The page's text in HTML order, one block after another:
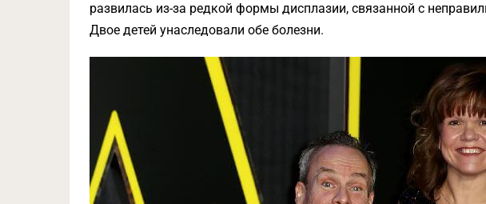
развилась из-за редкой формы дисплазии, связанной с
Двое детей унаследовали обе болезни.